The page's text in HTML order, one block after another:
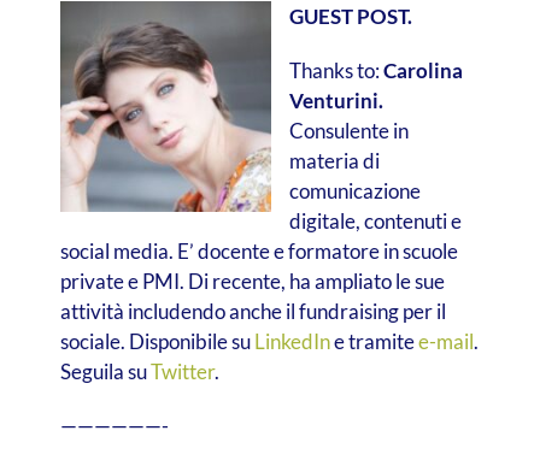
GUEST POST.
Thanks to:Carolina
Venturini.
Consulente in
materia di
comunicazione
digitale, contenuti e
social media. E’ docente e formatore in scuole
private e PMI. Di recente, ha ampliato le sue
attività includendo anche il fundraising per il
sociale. Disponibile suLinkedIne tramitee-mail.
Seguila suTwitter.
——————-